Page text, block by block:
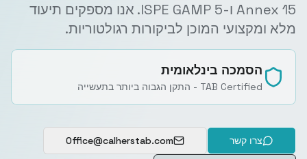
Annex 15 ו-ISPE GAMP 5. אנו מספקים תיעוד
מלא ומקצועי המוכן לביקורות רגולטוריות.
הסמכה בינלאומית
TAB Certified - התקן הגבוה ביותר בתעשייה
צרו קשר Office@calherstab.com